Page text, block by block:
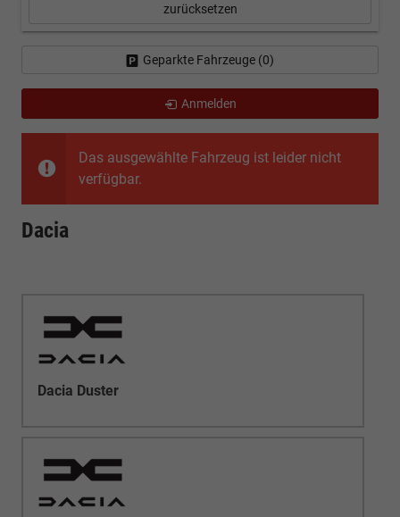
Das ausgewählte Fahrzeug ist leider nicht
verfügbar.
Dacia
Dacia Duster
zurücksetzen
Geparkte Fahrzeuge (0)
Anmelden